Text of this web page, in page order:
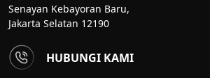
Senayan Kebayoran Baru,
Jakarta Selatan 12190
HUBUNGI KAMI